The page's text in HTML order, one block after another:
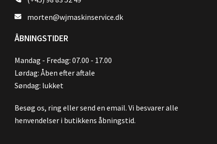
morten@wjmaskinservice.dk
ÅBNINGSTIDER
Mandag - Fredag: 07.00 - 17.00
Lørdag: Åben efter aftale
Søndag: lukket
Besøg os, ring eller send en email. Vi besvarer alle
henvendelser i butikkens åbningstid.